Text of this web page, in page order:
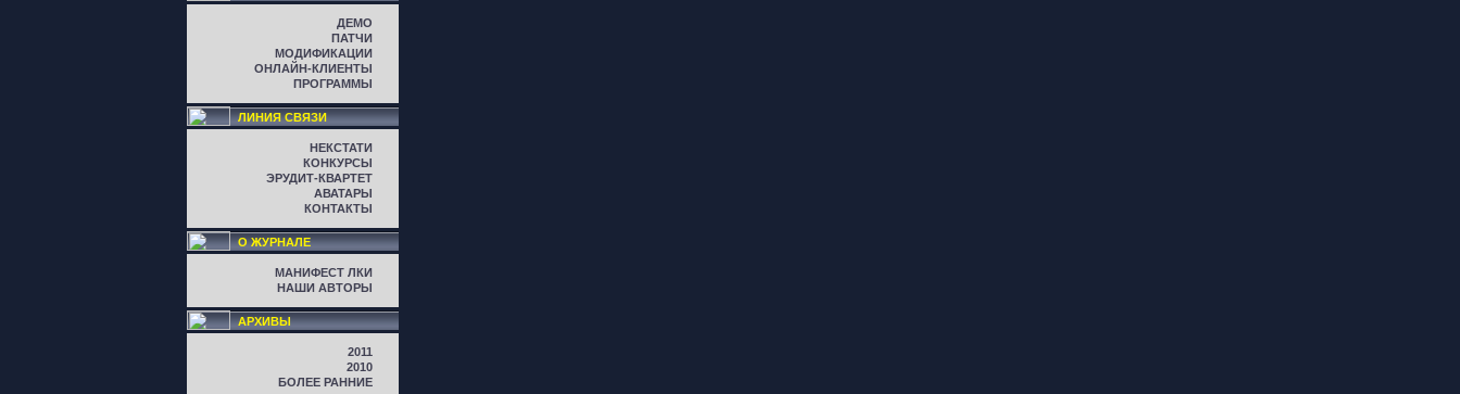
ДЕМО
ПАТЧИ
МОДИФИКАЦИИ
ОНЛАЙН-КЛИЕНТЫ
ПРОГРАММЫ
ЛИНИЯ СВЯЗИ
НЕКСТАТИ
КОНКУРСЫ
ЭРУДИТ-КВАРТЕТ
АВАТАРЫ
КОНТАКТЫ
О ЖУРНАЛЕ
МАНИФЕСТ ЛКИ
НАШИ АВТОРЫ
АРХИВЫ
2011
2010
БОЛЕЕ РАННИЕ